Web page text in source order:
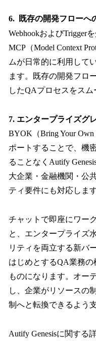
6. 既存の開発フローへ
WebhookおよびTrigger
MCP（Model Context
ムが日常的に利用して
ます。既存の開発フロ
したQAプロセスをスム
7. エンタープライズグ
BYOK（Bring Your Own
ポートすることで、機
ることなくAutify
大企業・金融機関・公
ティ要件にも対応します
チャットで即座にワー
と、エンタープライズ
リティを両立する新バ
はじめとするQA業務
ものになります。オー
し、企業がリソースの
制へと転換できるよう
Autify Genesisに関する